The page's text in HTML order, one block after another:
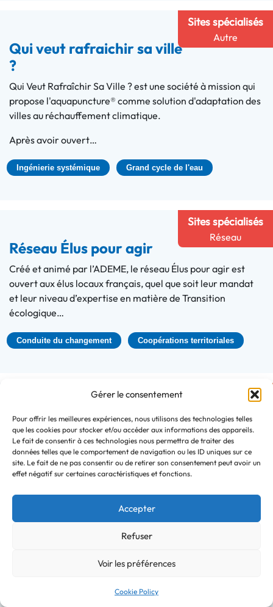
Gérer le consentement
Pour offrir les meilleures expériences, nous utilisons des technologies telles
que les cookies pour stocker et/ou accéder aux informations des appareils.
Le fait de consentir à ces technologies nous permettra de traiter des
données telles que le comportement de navigation ou les ID uniques sur ce
site. Le fait de ne pas consentir ou de retirer son consentement peut avoir un
effet négatif sur certaines caractéristiques et fonctions.
Accepter
Refuser
Voir les préférences
Cookie Policy
Sites spécialisés
Autre
Qui veut rafraichir sa ville
?
Qui Veut Rafraîchir Sa Ville ? est une société à mission qui
propose l'aquapuncture® comme solution d'adaptation des
villes au réchauffement climatique.
Après avoir ouvert…
Ingénierie systémique Grand cycle de l'eau
Sites spécialisés
Réseau
Réseau Élus pour agir
Créé et animé par l’ADEME, le réseau Élus pour agir est
ouvert aux élus locaux français, quel que soit leur mandat
et leur niveau d’expertise en matière de Transition
écologique…
Conduite du changement Coopérations territoriales
Ressources
Accorder énergies
renouvelables et
patrimoine culturel pour
des territoires durables et
Développer les énergies renouvelables tout en préservant
paysage et patrimoine est un enjeu complexe. D’un côté,
les acteurs territoriaux évoquent des difficultés à